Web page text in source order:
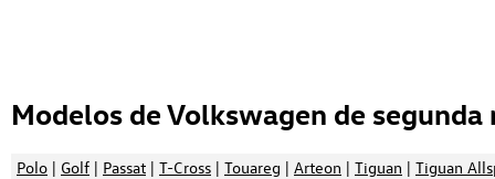
Modelos de Volkswagen de segunda
Polo | Golf | Passat | T-Cross | Touareg | Arteon | Tiguan | Tiguan